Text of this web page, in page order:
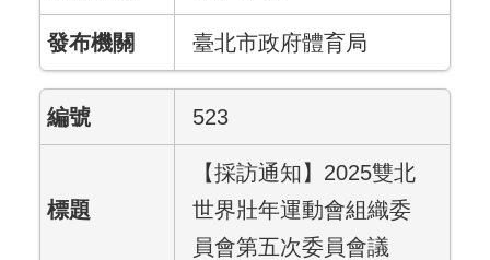
臺北市政府體育局
523
【採訪通知】2025雙北
世界壯年運動會組織委
員會第五次委員會議